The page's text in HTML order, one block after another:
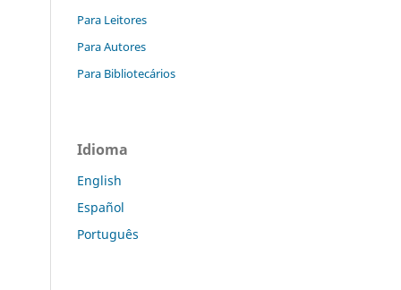
Para Leitores
Para Autores
Para Bibliotecários
Idioma
English
Español
Português